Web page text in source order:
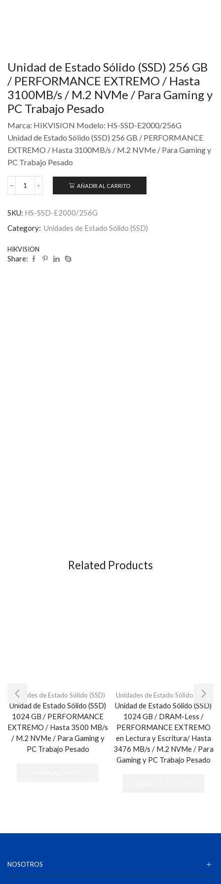
Unidad de Estado Sólido (SSD) 256 GB
/ PERFORMANCE EXTREMO / Hasta
3100MB/s / M.2 NVMe / Para Gaming y
PC Trabajo Pesado
Marca: HIKVISION Modelo: HS-SSD-E2000/256G
Unidad de Estado Sólido (SSD) 256 GB / PERFORMANCE
EXTREMO / Hasta 3100MB/s / M.2 NVMe / Para Gaming y
PC Trabajo Pesado
AÑADIR AL CARRITO
SKU: HS-SSD-E2000/256G
Category: Unidades de Estado Sólido (SSD)
HIKVISION
Share:
Related Products
Unidades de Estado Sólido (SSD)
Unidad de Estado Sólido (SSD)
1024 GB / PERFORMANCE
EXTREMO / Hasta 3500 MB/s
/ M.2 NVMe / Para Gaming y
PC Trabajo Pesado
Unidades de Estado Sólido (SSD)
Unidad de Estado Sólido (SSD)
1024 GB / DRAM-Less /
PERFORMANCE EXTREMO
en Lectura y Escritura/ Hasta
3476 MB/s / M.2 NVMe / Para
Gaming y PC Trabajo Pesado
NOSOTROS